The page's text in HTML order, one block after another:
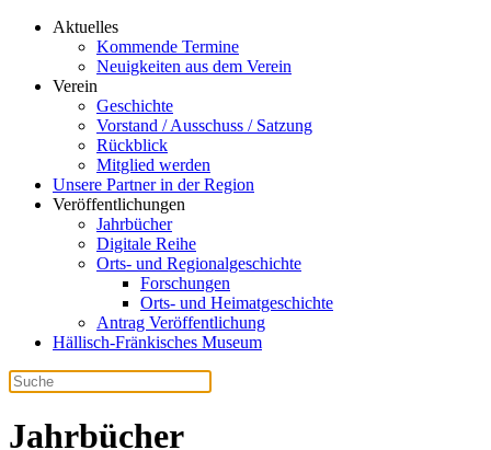
Aktuelles
Kommende Termine
Neuigkeiten aus dem Verein
Verein
Geschichte
Vorstand / Ausschuss / Satzung
Rückblick
Mitglied werden
Unsere Partner in der Region
Veröffentlichungen
Jahrbücher
Digitale Reihe
Orts- und Regionalgeschichte
Forschungen
Orts- und Heimatgeschichte
Antrag Veröffentlichung
Hällisch-Fränkisches Museum
Jahrbücher